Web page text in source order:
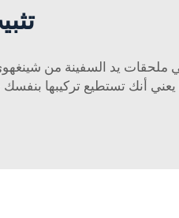
ملحقات يد السفينة من
يعني أنك تستطيع تركيبها